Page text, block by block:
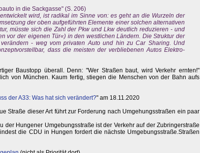
in die Sackgasse" (S. 206)
wird, ist radikal im Sinne von: es geht an die Wurzeln der
der oben aufgeführten Elemente einer solchen alternativen
müsste sich die Zahl der Pkw und Lkw deutlich reduzieren - und
vor der eigenen Tür«) in den westlichen Ländern. Die Struktur der
- weg vom privaten Auto und hin zu Car Sharing. Und
dass die meisten der verbliebenen Autos Elektro-
Baustopp überall. Denn: "Wer Straßen baut, wird Verkehr ernten!"
von München. Kaum fertig, stiegen die Menschen von der Bahn aufs
der A33: Was hat sich verändert?" am 18.11.2020
Straße dieser Art führt zur Forderung nach Umgehungsstraßen ein paar
der Hungener Umgebungsstraße ist der Verkehr auf der Zubringerstraße
die CDU in Hungen fordert die nächste Umgebungsstraße.Straßen